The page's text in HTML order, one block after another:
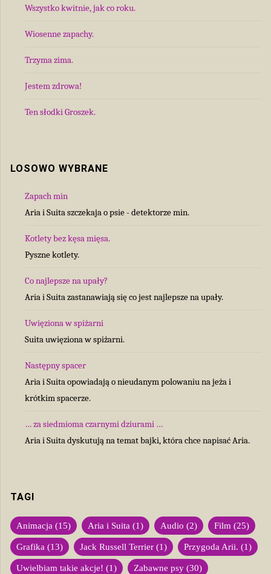
Wszystko kwitnie, jak co roku.
Wiosenne zapachy.
Trzyma zima.
Jestem zdrowa!
Ten słodki Groszek.
LOSOWO WYBRANE
Zapach min
Aria i Suita szczekaja o psie - detektorze min.
Kotlety bez kęsa mięsa.
Pyszne kotlety.
Co najlepsze na upały?
Aria i Suita zastanawiają się co jest najlepsze na upały.
Uwięziona w spiżarni
Suita uwięziona w spiżarni.
Następny spacer
Aria i Suita opowiadają o nieudanym polowaniu na jeża i
krótkim spacerze.
… za siedmioma czarnymi dziurami …
Aria i Suita dyskutują na temat bajki, która chce napisać Aria.
TAGI
Animacja (15) Aria i Suita (1) Audio (2) Film (25)
Grafika (13) Jack Russell Terrier (1) Przygoda Arii. (1)
Uwielbiam takie akcje! (1) Zabawne psy (30)